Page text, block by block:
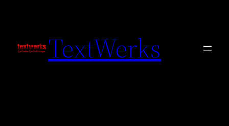
TextWerks